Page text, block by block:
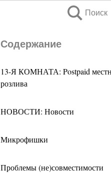
Поиск
Содержание
13-Я КОМНАТА: Postpaid
розлива
НОВОСТИ: Новости
Микрофишки
Проблемы (не)совместимости